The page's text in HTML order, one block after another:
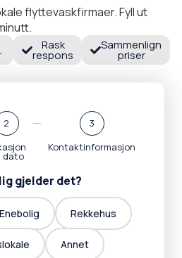
flyttevaskfirmaer. Fyll ut
Rask
respons
Sammenlign
priser
2
dato
3
Kontaktinformasjon
gjelder det?
Enebolig Rekkehus
Annet